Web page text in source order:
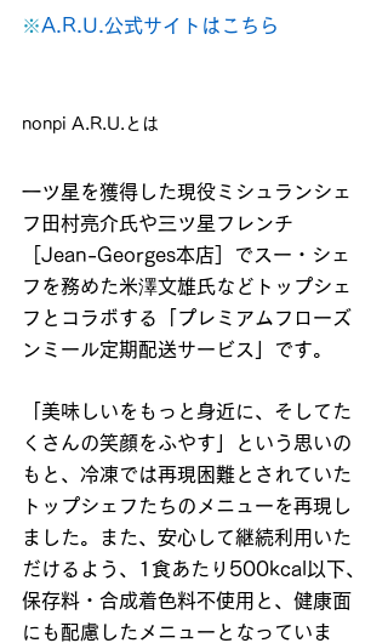
※A.R.U.公式サイトはこちら
nonpi A.R.U.とは
一ツ星を獲得した現役ミシュランシェ
フ田村亮介氏や三ツ星フレンチ
［Jean-Georges本店］でスー・シェ
フを務めた米澤文雄氏などトップシェ
フとコラボする「プレミアムフローズ
ンミール定期配送サービス」です。
「美味しいをもっと身近に、そしてた
くさんの笑顔をふやす」という思いの
もと、冷凍では再現困難とされていた
トップシェフたちのメニューを再現し
ました。また、安心して継続利用いた
だけるよう、1食あたり500kcal以下、
保存料・合成着色料不使用と、健康面
にも配慮したメニューとなっていま